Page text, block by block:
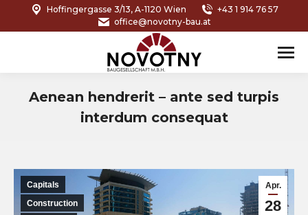
Hoffingergasse 3/13, A-1120 Wien
+43 1 914 76 57
office@novotny-bau.at
Aenean hendrerit – ante sed turpis
interdum consequat
Apr.
28
Capitals
Construction